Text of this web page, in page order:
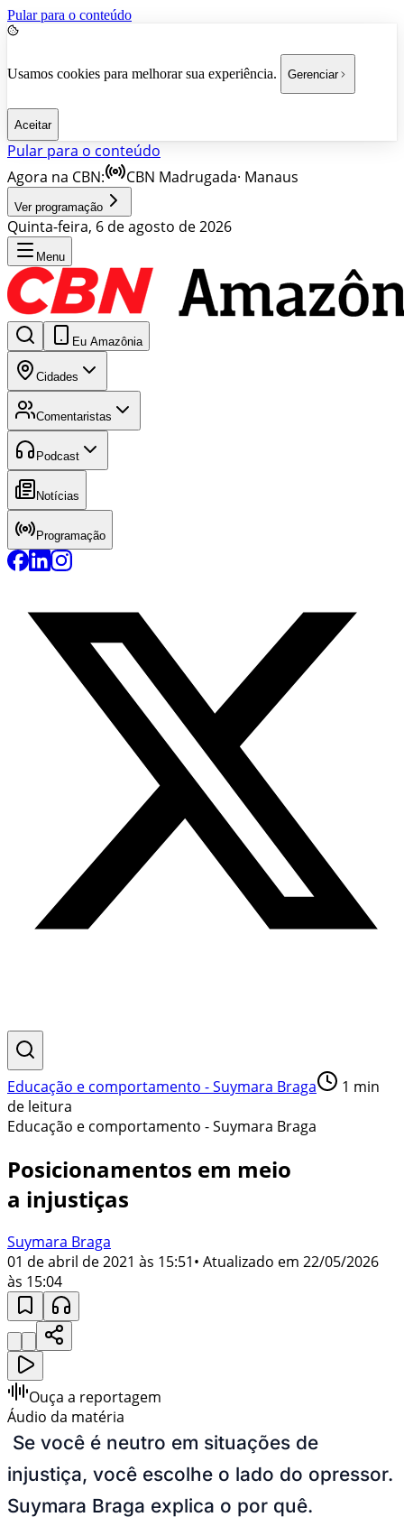
Pular para o conteúdo
Usamos cookies para melhorar sua experiência. Gerenciar
Aceitar
Pular para o conteúdo
Agora na CBN:
CBN Madrugada· Manaus
Ver programação
Quinta-feira, 6 de agosto de 2026
Menu
Eu Amazônia
Cidades
Comentaristas
Podcast
Notícias
Programação
Educação e comportamento - Suymara Braga 1 min
de leitura
Educação e comportamento - Suymara Braga
Posicionamentos em meio
a injustiças
Suymara Braga
01 de abril de 2021 às 15:51• Atualizado em 22/05/2026
às 15:04
Ouça a reportagem
Áudio da matéria
Se você é neutro em situações de
injustiça, você escolhe o lado do opressor.
Suymara Braga explica o por quê.